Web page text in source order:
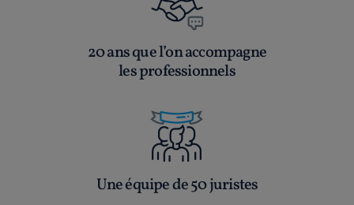
20 ans que l’on accompagne
les professionnels
Une équipe de 50 juristes